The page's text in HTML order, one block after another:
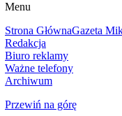
Menu
Strona GłównaGazeta
Redakcja
Biuro reklamy
Ważne telefony
Archiwum
Przewiń na górę